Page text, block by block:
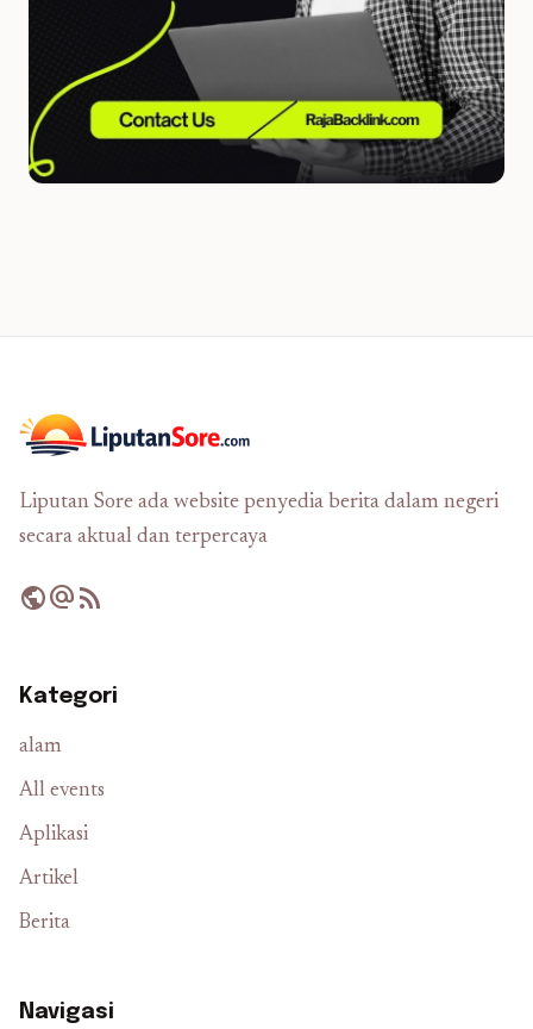
Liputan Sore ada website penyedia berita dalam negeri
secara aktual dan terpercaya
publicalternate_emailrss_feed
Kategori
alam
All events
Aplikasi
Artikel
Berita
Navigasi